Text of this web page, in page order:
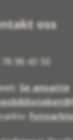
oss
78 96 43 50
Se ansatte